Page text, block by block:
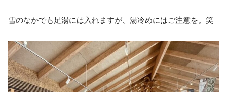
雪のなかでも足湯には入れますが、湯冷めにはご注意を。笑